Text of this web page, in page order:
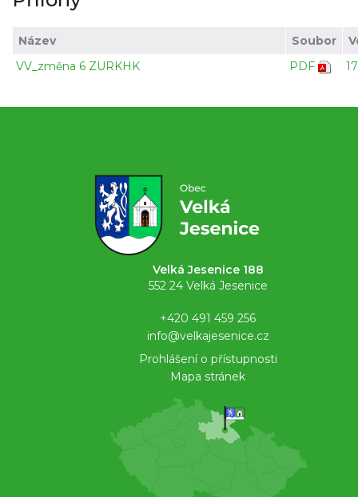
Název Soubor
VV_změna 6 ZURKHK
PDF
Velká Jesenice 188
552 24 Velká Jesenice
+420 491 459 256
info@velkajesenice.cz
Prohlášení o přístupnosti
Mapa stránek